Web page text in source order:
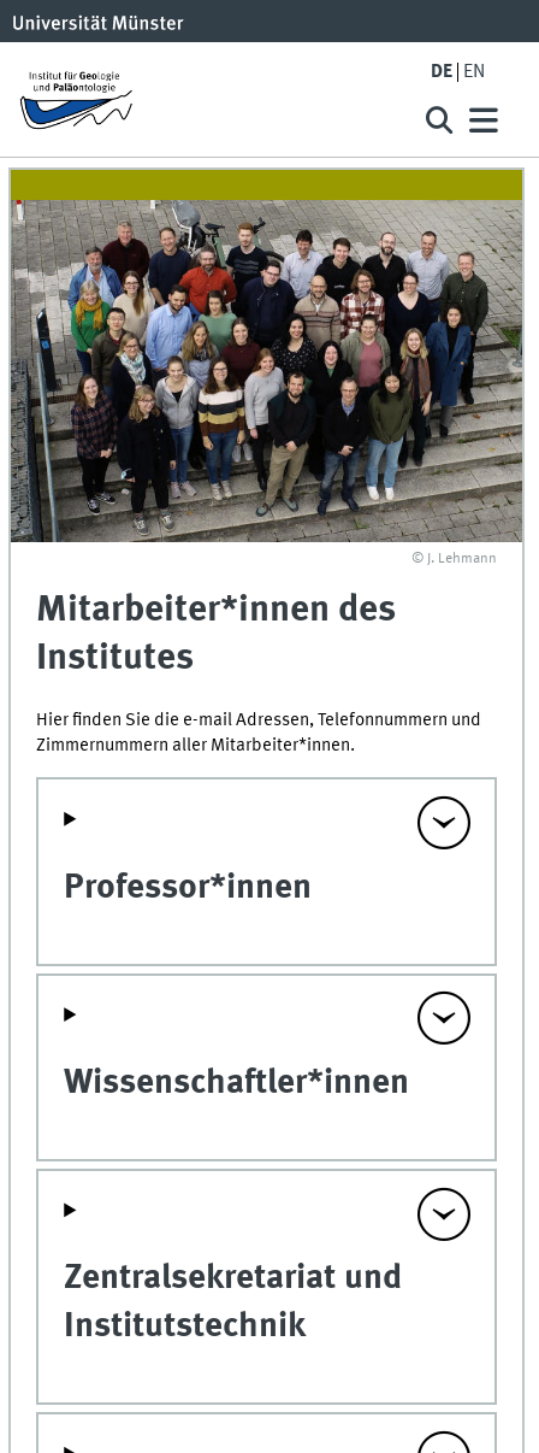
DE EN
© J. Lehmann
Mitarbeiter*innen des
Institutes
Hier finden Sie die e-mail Adressen, Telefonnummern und
Zimmernummern aller Mitarbeiter*innen.
Professor*innen
Wissenschaftler*innen
Zentralsekretariat und
Institutstechnik